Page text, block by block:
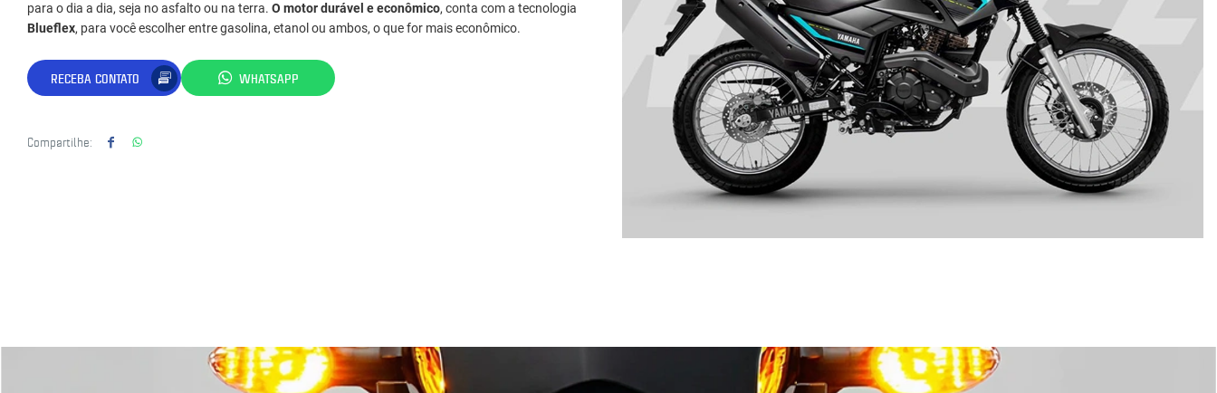
para o dia a dia, seja no asfalto ou na terra. O motor durável e econômico, conta com a tecnologia
Blueflex, para você escolher entre gasolina, etanol ou ambos, o que for mais econômico.
RECEBA CONTATO WHATSAPP
Compartilhe: